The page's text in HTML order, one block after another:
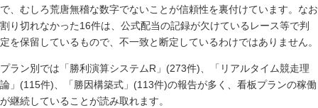
で、むしろ荒唐無稽な数字でないことが信頼性を裏付けています。なお
割り切れなかった16件は、公式配当の記録が欠けているレース等で判
定を保留しているもので、不一致と断定しているわけではありません。
プラン別では「勝利演算システムR」(273件)、「リアルタイム競走理
論」(115件)、「勝因構築式」(113件)の報告が多く、看板プランの稼働
が継続していることが読み取れます。